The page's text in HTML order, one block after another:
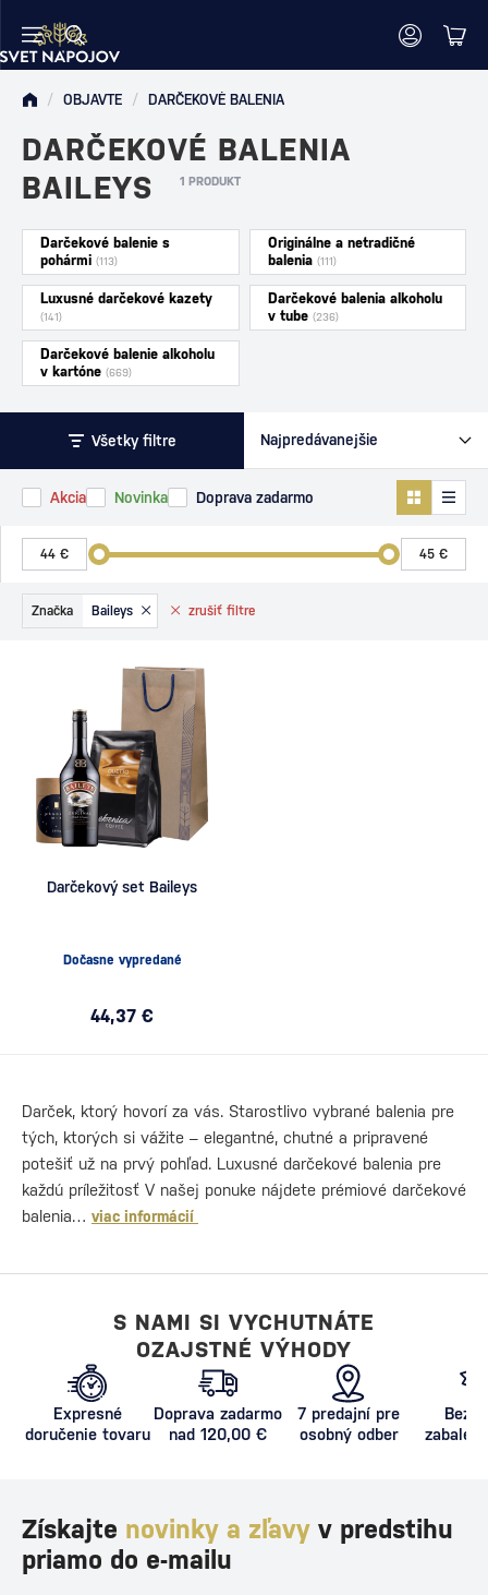
/ OBJAVTE / DARČEKOVÉ BALENIA
DARČEKOVÉ BALENIA
BAILEYS
1 PRODUKT
Darčekové balenie s
pohármi (113)
Originálne a netradičné
balenia (111)
Luxusné darčekové kazety
(141)
Darčekové balenia alkoholu
v tube (236)
Darčekové balenie alkoholu
v kartóne (669)
Všetky filtre
Akcia Novinka Doprava zadarmo
zrušiť filtre
Značka Baileys
Darčekový set Baileys
Dočasne vypredané
44,37 €
Darček, ktorý hovorí za vás. Starostlivo vybrané balenia pre
tých, ktorých si vážite – elegantné, chutné a pripravené
potešiť už na prvý pohľad. Luxusné darčekové balenia pre
každú príležitosť V našej ponuke nájdete prémiové darčekové
balenia… viac informácií
S NAMI SI VYCHUTNÁTE
OZAJSTNÉ VÝHODY
Expresné
doručenie tovaru
Doprava zadarmo
nad 120,00 €
7 predajní pre
osobný odber
Získajte novinky a zľavy v predstihu
priamo do e-mailu